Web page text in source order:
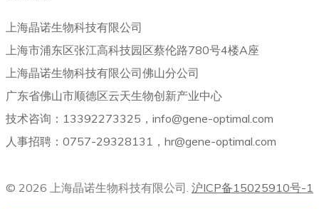
上海晶诺生物科技有限公司
上海市浦东区张江高科技园区蔡伦路780号4楼A座
上海晶诺生物科技有限公司佛山分公司
广东省佛山市顺德区云天生物创新产业中心
技术咨询：13392273325，info@gene-optimal.com
人事招聘：0757-29328131，hr@gene-optimal.com
© 2026 上海晶诺生物科技有限公司. 沪ICP备15025910号-1